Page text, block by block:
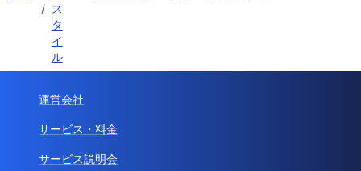
/
ス
タ
イ
ル
運営会社
サービス・料金
サービス説明会